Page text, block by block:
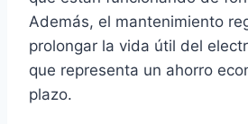
Además, el mantenimiento
prolongar la vida útil del
que representa un ahorro
plazo.